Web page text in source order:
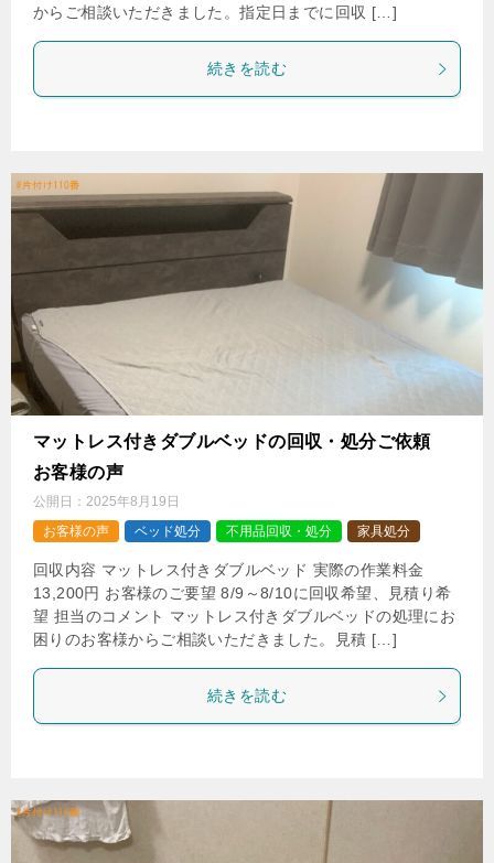
からご相談いただきました。指定日までに回収 […]
続きを読む
マットレス付きダブルベッドの回収・処分ご依頼
お客様の声
公開日： 2025年8月19日
お客様の声
ベッド処分 不用品回収・処分 家具処分
回収内容 マットレス付きダブルベッド 実際の作業料金
13,200円 お客様のご要望 8/9～8/10に回収希望、見積り希
望 担当のコメント マットレス付きダブルベッドの処理にお
困りのお客様からご相談いただきました。見積 […]
続きを読む